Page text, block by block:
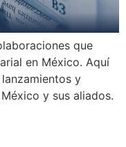
que
en México. Aquí
y
y sus aliados.